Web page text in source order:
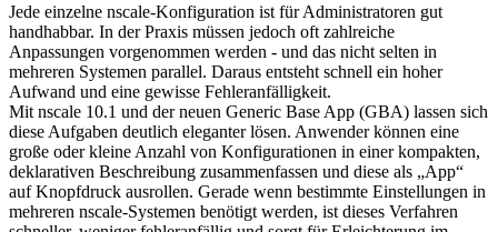
Jede einzelne nscale-Konfiguration ist für Administratoren gut
handhabbar. In der Praxis müssen jedoch oft zahlreiche
Anpassungen vorgenommen werden - und das nicht selten in
mehreren Systemen parallel. Daraus entsteht schnell ein hoher
Aufwand und eine gewisse Fehleranfälligkeit.
Mit nscale 10.1 und der neuen Generic Base App (GBA) lassen sich
diese Aufgaben deutlich eleganter lösen. Anwender können eine
große oder kleine Anzahl von Konfigurationen in einer kompakten,
deklarativen Beschreibung zusammenfassen und diese als „App“
auf Knopfdruck ausrollen. Gerade wenn bestimmte Einstellungen in
mehreren nscale-Systemen benötigt werden, ist dieses Verfahren